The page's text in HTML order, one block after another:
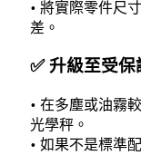
• 將實際零件尺
差。
✅ 升級至受保
• 在多塵或油霧
光學秤。
• 如果不是標準